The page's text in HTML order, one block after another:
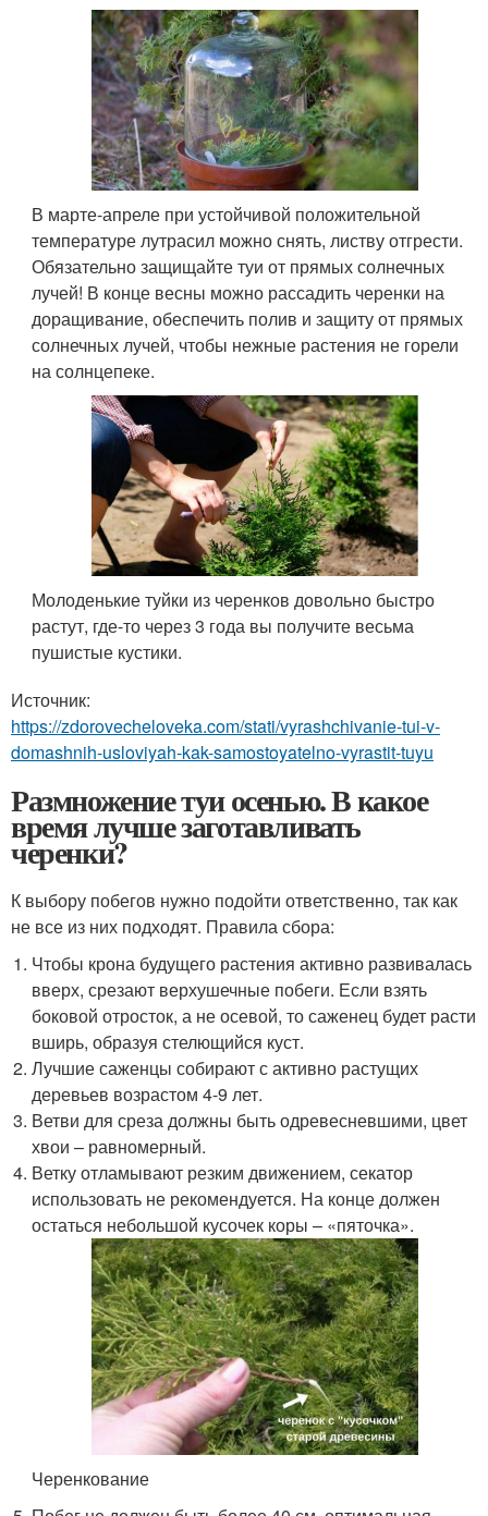
В марте-апреле при устойчивой положительной
температуре лутрасил можно снять, листву отгрести.
Обязательно защищайте туи от прямых солнечных
лучей! В конце весны можно рассадить черенки на
доращивание, обеспечить полив и защиту от прямых
солнечных лучей, чтобы нежные растения не горели
на солнцепеке.
Молоденькие туйки из черенков довольно быстро
растут, где-то через 3 года вы получите весьма
пушистые кустики.
Источник:
https://zdorovecheloveka.com/stati/vyrashchivanie-tui-v-
domashnih-usloviyah-kak-samostoyatelno-vyrastit-tuyu
Размножение туи осенью. В какое
время лучше заготавливать
черенки?
К выбору побегов нужно подойти ответственно, так как
не все из них подходят. Правила сбора:
Чтобы крона будущего растения активно развивалась
вверх, срезают верхушечные побеги. Если взять
боковой отросток, а не осевой, то саженец будет расти
вширь, образуя стелющийся куст.
Лучшие саженцы собирают с активно растущих
деревьев возрастом 4-9 лет.
Ветви для среза должны быть одревесневшими, цвет
хвои – равномерный.
Ветку отламывают резким движением, секатор
использовать не рекомендуется. На конце должен
остаться небольшой кусочек коры – «пяточка».
Черенкование